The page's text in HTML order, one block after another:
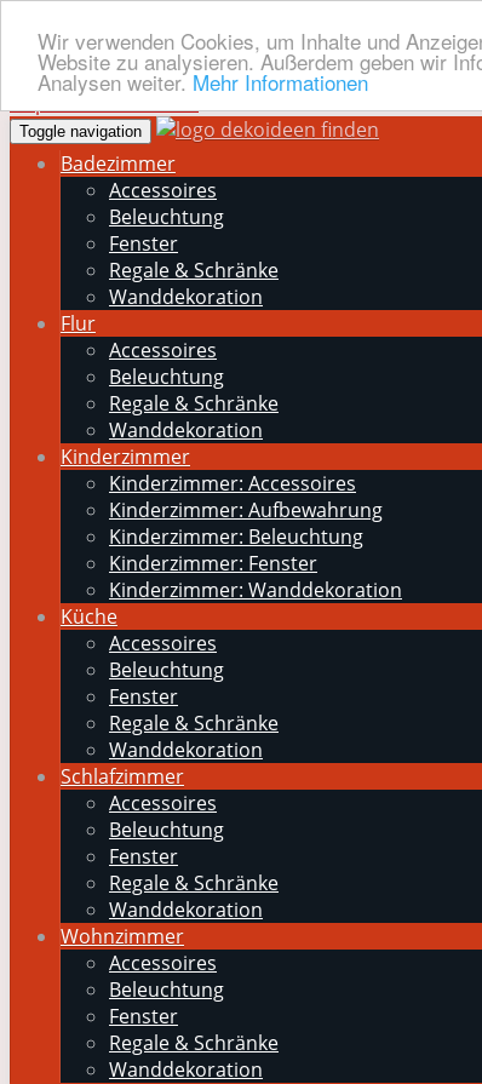
Wir verwenden Cookies, um Inhalte und
Website zu analysieren. Außerdem geben wir
Analysen weiter. Mehr Informationen
Skip to main content
Toggle navigation
Badezimmer
Accessoires
Beleuchtung
Fenster
Regale & Schränke
Wanddekoration
Flur
Accessoires
Beleuchtung
Regale & Schränke
Wanddekoration
Kinderzimmer
Kinderzimmer: Accessoires
Kinderzimmer: Aufbewahrung
Kinderzimmer: Beleuchtung
Kinderzimmer: Fenster
Kinderzimmer: Wanddekoration
Küche
Accessoires
Beleuchtung
Fenster
Regale & Schränke
Wanddekoration
Schlafzimmer
Accessoires
Beleuchtung
Fenster
Regale & Schränke
Wanddekoration
Wohnzimmer
Accessoires
Beleuchtung
Fenster
Regale & Schränke
Wanddekoration